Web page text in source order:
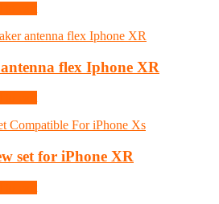
flex Iphone XR
set for iPhone XR